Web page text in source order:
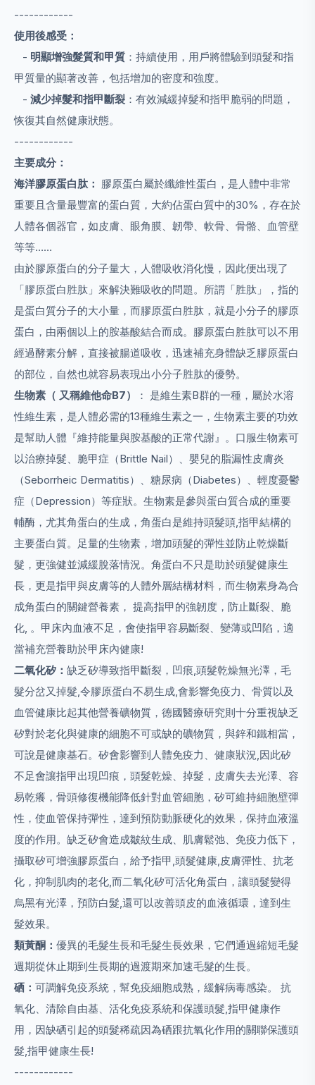
------------
使用後感受：
- 明顯增強髮質和甲質 ：持續使用，用戶將體驗到頭髮和指
甲質量的顯著改善，包括增加的密度和強度。
- 減少掉髮和指甲斷裂 ：有效減緩掉髮和指甲脆弱的問題，
恢復其自然健康狀態。
------------
主要成分：
海洋膠原蛋白肽： 膠原蛋白屬於纖維性蛋白，是人體中非常
重要且含量最豐富的蛋白質，大約佔蛋白質中的30%，存在於
人體各個器官，如皮膚、眼角膜、韌帶、軟骨、骨骼、血管壁
等等……
由於膠原蛋白的分子量大，人體吸收消化慢，因此便出現了
「膠原蛋白胜肽」來解決難吸收的問題。所謂「胜肽」，指的
是蛋白質分子的大小量，而膠原蛋白胜肽，就是小分子的膠原
蛋白，由兩個以上的胺基酸結合而成。膠原蛋白胜肽可以不用
經過酵素分解，直接被腸道吸收，迅速補充身體缺乏膠原蛋白
的部位，自然也就容易表現出小分子胜肽的優勢。
生物素（ 又稱維他命B7）
： 是維生素B群的一種，屬於水溶
性維生素，是人體必需的13種維生素之一，生物素主要的功效
是幫助人體『維持能量與胺基酸的正常代謝』。口服生物素可
以治療掉髮、脆甲症（Brittle Nail）、嬰兒的脂漏性皮膚炎
（Seborrheic Dermatitis）、糖尿病（Diabetes）、輕度憂鬱
症（Depression）等症狀。生物素是參與蛋白質合成的重要
輔酶，尤其角蛋白的生成，角蛋白是維持頭髮頭,指甲結構的
主要蛋白質。足量的生物素，增加頭髮的彈性並防止乾燥斷
髮，更強健並減緩脫落情況。角蛋白不只是助於頭髮健康生
長，更是指甲與皮膚等的人體外層結構材料，而生物素身為合
成角蛋白的關鍵營養素， 提高指甲的強韌度，防止斷裂、脆
化, 。甲床內血液不足，會使指甲容易斷裂、變薄或凹陷，適
當補充營養助於甲床內健康!
二氧化矽： 缺乏矽導致指甲斷裂，凹痕,頭髮乾燥無光澤，毛
髮分岔又掉髮,令膠原蛋白不易生成,會影響免疫力、骨質以及
血管健康比起其他營養礦物質，德國醫療研究則十分重視缺乏
矽對於老化與健康的細胞不可或缺的礦物質，與鋅和鐵相當，
可說是健康基石。矽會影響到人體免疫力、健康狀況,因此矽
不足會讓指甲出現凹痕，頭髮乾燥、掉髮，皮膚失去光澤、容
易乾癢，骨頭修復機能降低針對血管細胞，矽可維持細胞壁彈
性，使血管保持彈性，達到預防動脈硬化的效果，保持血液溫
度的作用。缺乏矽會造成皺紋生成、肌膚鬆弛、免疫力低下，
攝取矽可增強膠原蛋白，給予指甲,頭髮健康,皮膚彈性、抗老
化，抑制肌肉的老化,而二氧化矽可活化角蛋白，讓頭髮變得
烏黑有光澤，預防白髮,還可以改善頭皮的血液循環，達到生
髮效果。
類黃酮： 優異的毛髮生長和毛髮生長效果，它們通過縮短毛髮
週期從休止期到生長期的過渡期來加速毛髮的生長。
硒： 可調解免疫系統，幫免疫細胞成熟，緩解病毒感染。 抗
氧化、清除自由基、活化免疫系統和保護頭髮,指甲健康作
用，因缺硒引起的頭髮稀疏因為硒跟抗氧化作用的關聯保護頭
髮,指甲健康生長!
------------